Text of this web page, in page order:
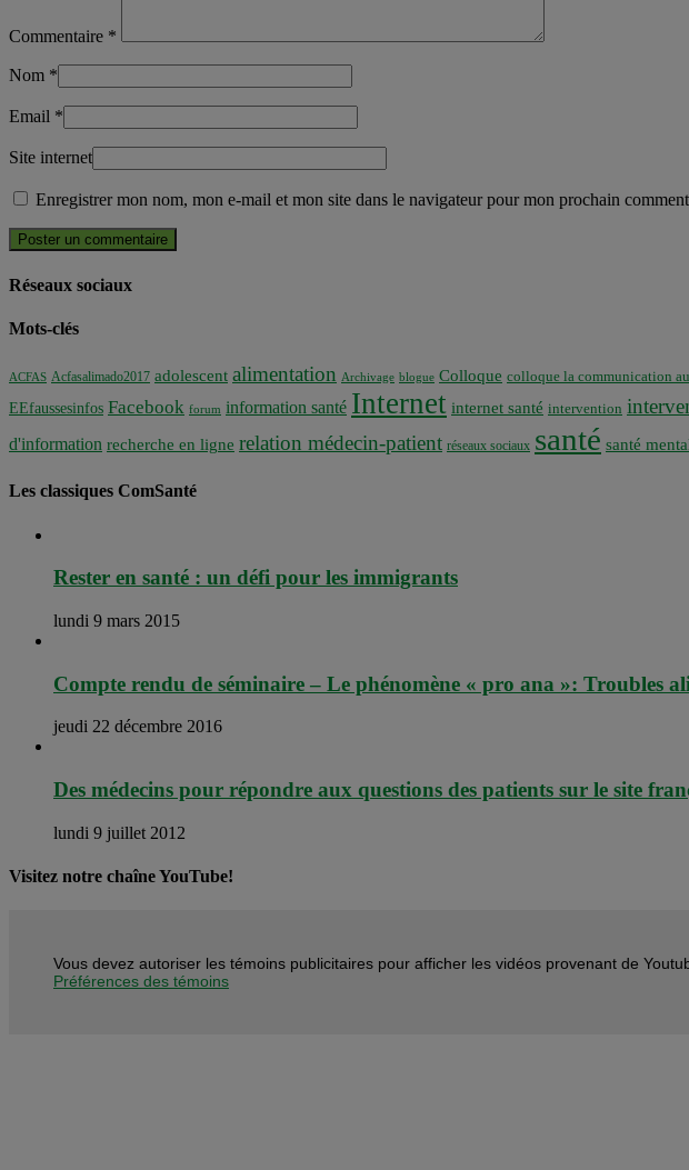
Commentaire *
Nom *
Email *
Site internet
Enregistrer mon nom, mon e-mail et mon site dans le navigateur pour mon prochain
Réseaux sociaux
Mots-clés
ACFAS Acfasalimado2017 adolescent alimentation Archivage blogue Colloque colloque la communication
EEfaussesinfos Facebook forum information santé Internet internet santé intervention
d'information recherche en ligne relation médecin-patient réseaux sociaux santé santé
Les classiques ComSanté
Rester en santé : un défi pour les immigrants
lundi 9 mars 2015
Compte rendu de séminaire – Le phénomène « pro ana »: Troubles
jeudi 22 décembre 2016
Des médecins pour répondre aux questions des patients sur le site
lundi 9 juillet 2012
Visitez notre chaîne YouTube!
Vous devez autoriser les témoins publicitaires pour afficher les vidéos provenant de
Préférences des témoins